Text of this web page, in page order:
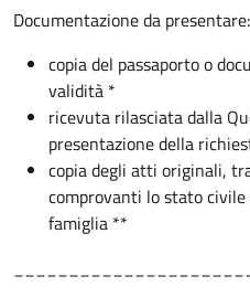
Documentazione da presentare:
copia del passaporto o
validità *
ricevuta rilasciata dalla
presentazione della
copia degli atti originali,
comprovanti lo stato civile
famiglia **